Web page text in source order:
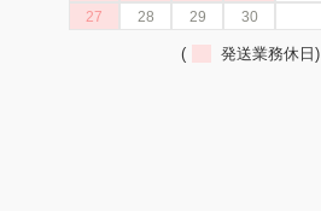
27
28 29 30
( 発送業務休日)